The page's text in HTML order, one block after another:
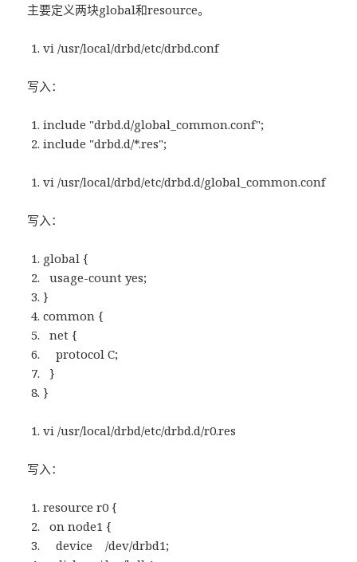
主要定义两块global和resource。
vi /usr/local/drbd/etc/drbd.conf
写入：
include "drbd.d/global_common.conf";
include "drbd.d/*.res";
vi /usr/local/drbd/etc/drbd.d/global_common.conf
写入：
global {
usage-count yes;
}
common {
net {
protocol C;
}
}
vi /usr/local/drbd/etc/drbd.d/r0.res
写入：
resource r0 {
on node1 {
device /dev/drbd1;